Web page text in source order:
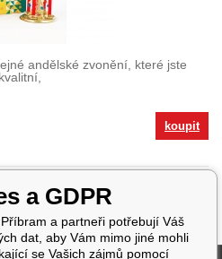
andělské zvonění, které jste
koupit
a GDPR
a partneři potřebují Váš
dat, aby Vám mimo jiné mohli
se Vašich zájmů pomocí